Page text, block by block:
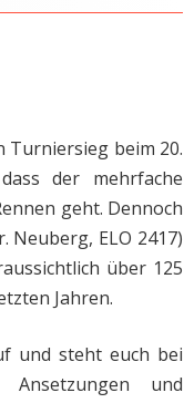
Turniersieg beim 20.
der mehrfache
geht. Dennoch
Neuberg, ELO 2417)
über 125
Jahren.
und steht euch bei
und